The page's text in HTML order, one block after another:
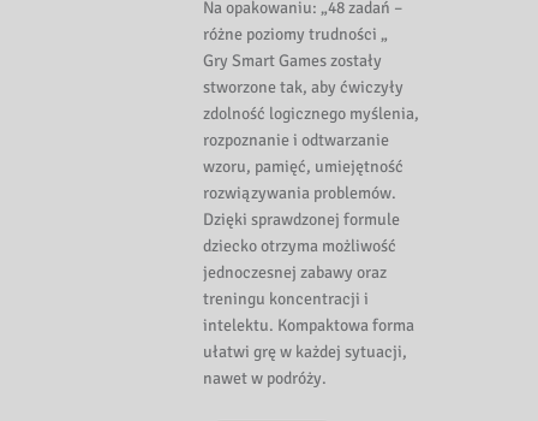
Na opakowaniu: „48 zadań –
różne poziomy trudności „
Gry Smart Games zostały
stworzone tak, aby ćwiczyły
zdolność logicznego myślenia,
rozpoznanie i odtwarzanie
wzoru, pamięć, umiejętność
rozwiązywania problemów.
Dzięki sprawdzonej formule
dziecko otrzyma możliwość
jednoczesnej zabawy oraz
treningu koncentracji i
intelektu. Kompaktowa forma
ułatwi grę w każdej sytuacji,
nawet w podróży.